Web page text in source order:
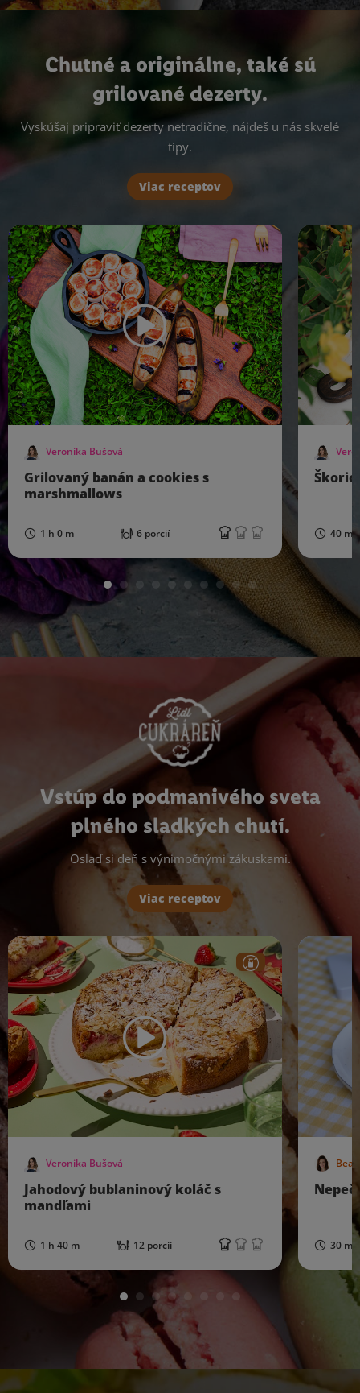
Chutné a originálne, také sú
grilované dezerty.
Vyskúšaj pripraviť dezerty netradične, nájdeš u nás skvelé
tipy.
Viac receptov
Veronika Bušová
Grilovaný banán a cookies s
marshmallows
1 h 0 m 6 porcií 40
Vstúp do podmanivého sveta
plného sladkých chutí.
Oslaď si deň s výnimočnými zákuskami.
Viac receptov
Veronika Bušová
Jahodový bublaninový koláč s
mandľami
1 h 40 m 12 porcií 30